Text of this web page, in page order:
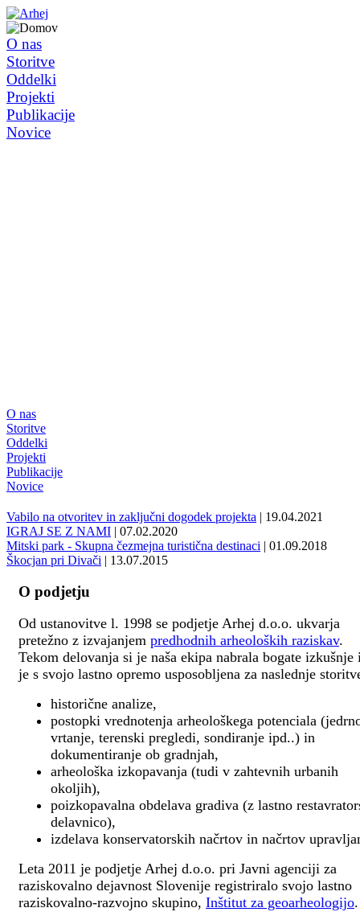
O nas
Storitve
Oddelki
Projekti
Publikacije
Novice
O nas
Storitve
Oddelki
Projekti
Publikacije
Novice
Vabilo na otvoritev in zaključni dogodek projekta | 19.04.2021
IGRAJ SE Z NAMI | 07.02.2020
Mitski park - Skupna čezmejna turistična destinaci | 01.09.2018
Škocjan pri Divači | 13.07.2015
O podjetju
Od ustanovitve l. 1998 se podjetje Arhej d.o.o. ukvarja
pretežno z izvajanjem predhodnih arheoloških raziskav.
Tekom delovanja si je naša ekipa nabrala bogate izkušnje
je s svojo lastno opremo usposobljena za naslednje
historične analize,
postopki vrednotenja arheološkega potenciala
vrtanje, terenski pregledi, sondiranje ipd..) in
dokumentiranje ob gradnjah,
arheološka izkopavanja (tudi v zahtevnih urbanih
okoljih),
poizkopavalna obdelava gradiva (z lastno
delavnico),
izdelava konservatorskih načrtov in načrtov
Leta 2011 je podjetje Arhej d.o.o. pri Javni agenciji za
raziskovalno dejavnost Slovenije registriralo svojo lastno
raziskovalno-razvojno skupino, Inštitut za geoarheologijo.